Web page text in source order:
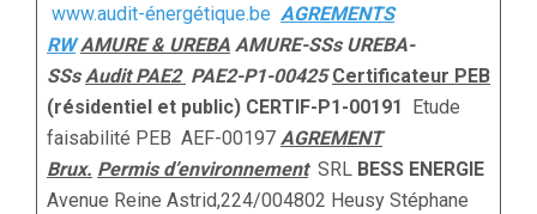
www.audit-énergétique.be AGREMENTS
RW AMURE & UREBA AMURE-SSs UREBA-
SSsAudit PAE2 PAE2-P1-00425Certificateur PEB
(résidentiel et public) CERTIF-P1-00191 Etude
faisabilité PEB AEF-00197 AGREMENT
Brux. Permis d’environnement SRL BESS ENERGIE
Avenue Reine Astrid,224/004802 Heusy Stéphane